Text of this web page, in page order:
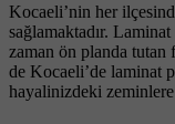
Kocaeli’nin her
sağlamaktadır.
zaman ön planda tutan
de Kocaeli’de laminat
hayalinizdeki zeminlere